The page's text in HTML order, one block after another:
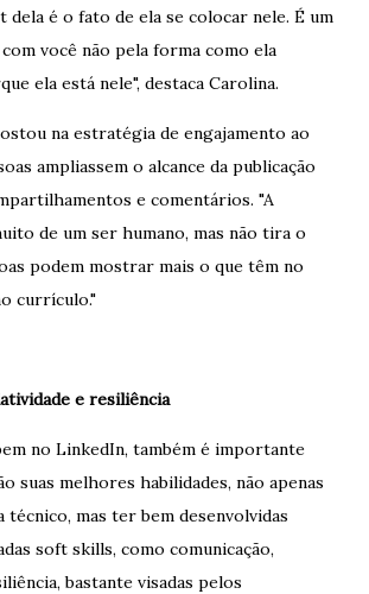
dela é o fato de ela se colocar nele. É um
você não pela forma como ela
ela está nele", destaca Carolina.
na estratégia de engajamento ao
ampliassem o alcance da publicação
e comentários. "A
de um ser humano, mas não tira o
podem mostrar mais o que têm no
currículo."
e resiliência
no LinkedIn, também é importante
suas melhores habilidades, não apenas
mas ter bem desenvolvidas
soft skills, como comunicação,
bastante visadas pelos